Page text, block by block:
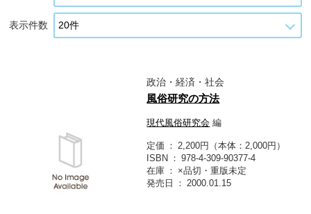
表示件数
政治・経済・社会
風俗研究の方法
現代風俗研究会 編
定価
2,200円（本体：2,000円）
ISBN
978-4-309-90377-4
在庫
×品切・重版未定
発売日
2000.01.15